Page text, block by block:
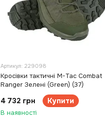
Артикул: 229098
Кросівки тактичні M-Tac Combat
Ranger Зелені (Green) (37)
4 732 грн Купити
В наявності